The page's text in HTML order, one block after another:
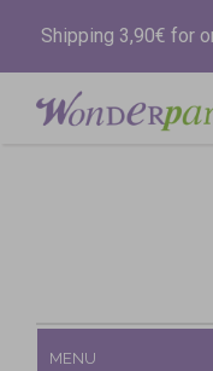
Shipping 3,90€ for
MENU